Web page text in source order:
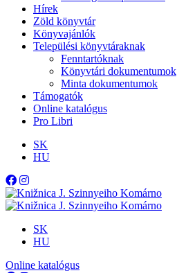
Hírek
Zöld könyvtár
Könyvajánlók
Települési könyvtáraknak
Fenntartóknak
Könyvtári dokumentumok
Minta dokumentumok
Támogatók
Online katalógus
Pro Libri
SK
HU
SK
HU
Online katalógus